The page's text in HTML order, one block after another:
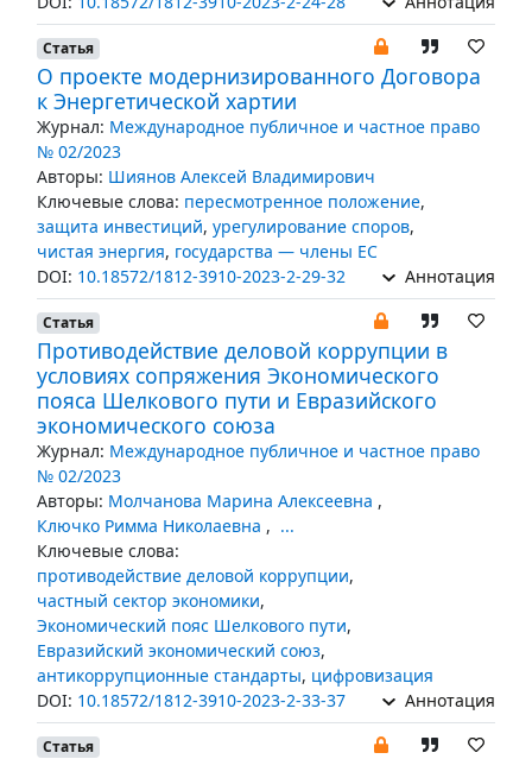
Статья
О проекте модернизированного Договора
к Энергетической хартии
Журнал: Международное публичное и частное право
№ 02/2023
Авторы: Шиянов Алексей Владимирович
Ключевые слова: пересмотренное положение,
защита инвестиций, урегулирование споров,
чистая энергия, государства — члены ЕС
DOI: 10.18572/1812-3910-2023-2-29-32 Аннотация
Статья
Противодействие деловой коррупции в
условиях сопряжения Экономического
пояса Шелкового пути и Евразийского
экономического союза
Журнал: Международное публичное и частное право
№ 02/2023
Авторы: Молчанова Марина Алексеевна ,
Ключко Римма Николаевна , ...
Ключевые слова:
противодействие деловой коррупции,
частный сектор экономики,
Экономический пояс Шелкового пути,
Евразийский экономический союз,
антикоррупционные стандарты, цифровизация
DOI: 10.18572/1812-3910-2023-2-33-37 Аннотация
Статья